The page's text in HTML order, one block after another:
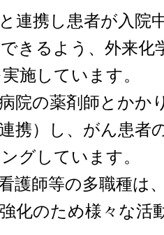
連携し患者が入院
きるよう、外来化
施しています。
院の薬剤師とかか
携）し、がん患者
グしています。
護師等の多職種は
化のため様々な活